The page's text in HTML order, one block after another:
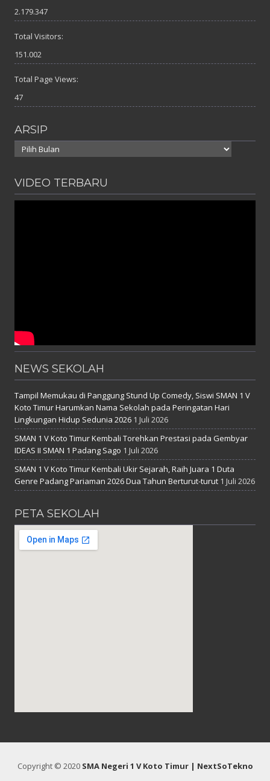
2.179.347
Total Visitors:
151.002
Total Page Views:
47
ARSIP
Arsip
VIDEO TERBARU
NEWS SEKOLAH
Tampil Memukau di Panggung Stund Up Comedy, Siswi SMAN 1 V
Koto Timur Harumkan Nama Sekolah pada Peringatan Hari
Lingkungan Hidup Sedunia 2026 1 Juli 2026
SMAN 1 V Koto Timur Kembali Torehkan Prestasi pada Gembyar
IDEAS II SMAN 1 Padang Sago 1 Juli 2026
SMAN 1 V Koto Timur Kembali Ukir Sejarah, Raih Juara 1 Duta
Genre Padang Pariaman 2026 Dua Tahun Berturut-turut 1 Juli 2026
PETA SEKOLAH
Copyright © 2020 SMA Negeri 1 V Koto Timur | NextSoTekno